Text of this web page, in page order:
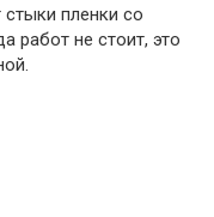
пленки со
работ не стоит, это